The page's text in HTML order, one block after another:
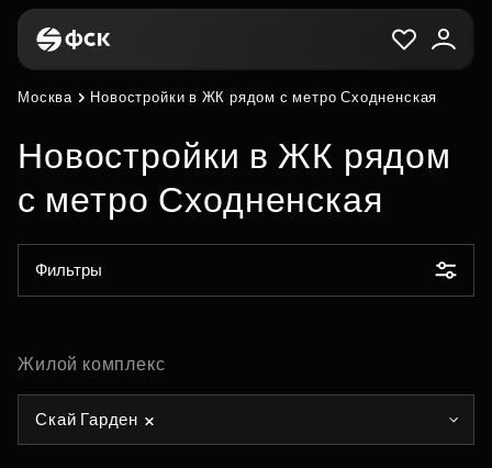
Москва Новостройки в ЖК рядом с метро Сходненская
Новостройки в ЖК рядом
с метро Сходненская
Фильтры
Жилой комплекс
Скай Гарден